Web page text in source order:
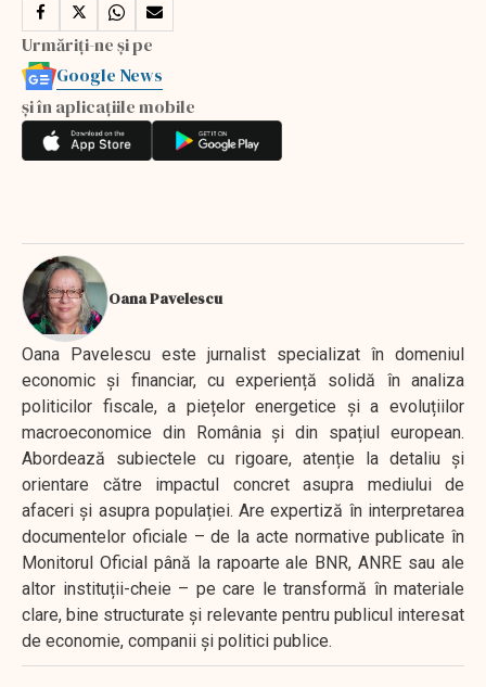
Urmăriți-ne și pe
Google News
și în aplicațiile mobile
Oana Pavelescu
Oana Pavelescu este jurnalist specializat în domeniul
economic și financiar, cu experiență solidă în analiza
politicilor fiscale, a piețelor energetice și a evoluțiilor
macroeconomice din România și din spațiul european.
Abordează subiectele cu rigoare, atenție la detaliu și
orientare către impactul concret asupra mediului de
afaceri și asupra populației. Are expertiză în interpretarea
documentelor oficiale – de la acte normative publicate în
Monitorul Oficial până la rapoarte ale BNR, ANRE sau ale
altor instituții-cheie – pe care le transformă în materiale
clare, bine structurate și relevante pentru publicul interesat
de economie, companii și politici publice.